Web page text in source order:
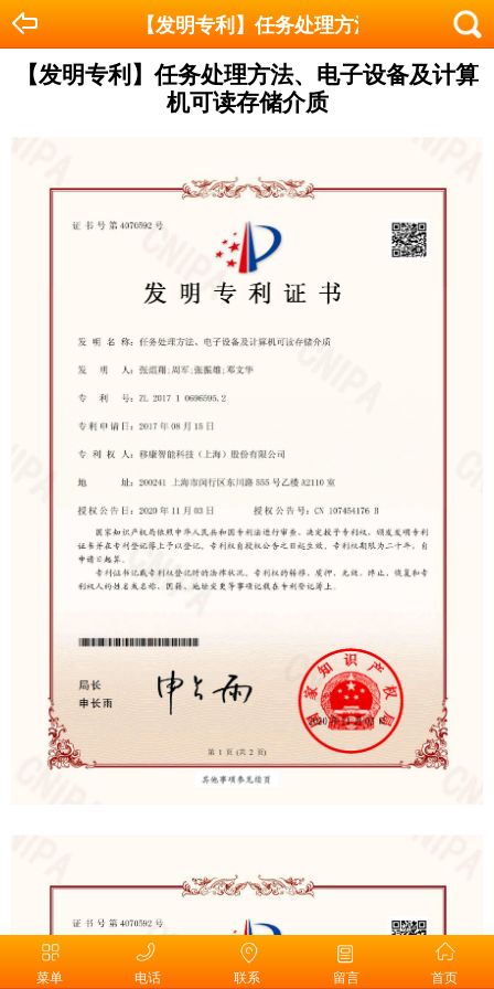
【发明专利】任务处理方法、电子设备
【发明专利】任务处理方法、电子设备及计算
机可读存储介质
菜单 电话 联系 留言 首页